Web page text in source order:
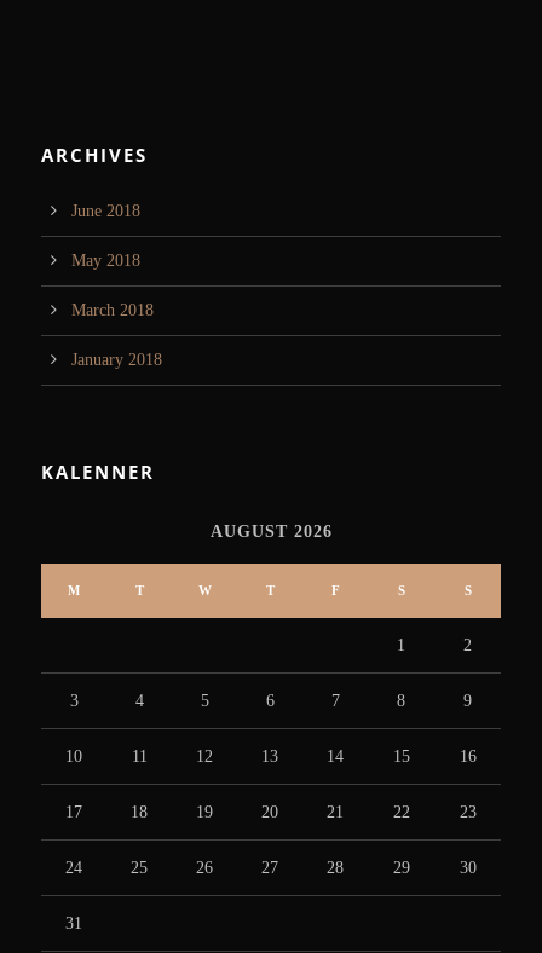
ARCHIVES
June 2018
May 2018
March 2018
January 2018
KALENNER
AUGUST 2026
M T W T F S S
1 2
3 4 5 6 7 8 9
10 11 12 13 14 15 16
17 18 19 20 21 22 23
24 25 26 27 28 29 30
31